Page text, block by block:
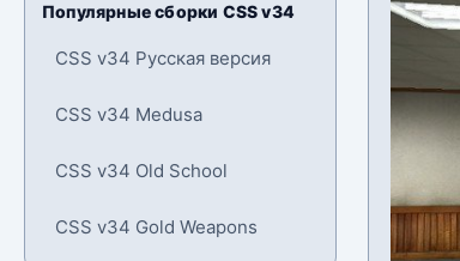
Популярные сборки CSS v34
CSS v34 Русская версия
CSS v34 Medusa
CSS v34 Old School
CSS v34 Gold Weapons